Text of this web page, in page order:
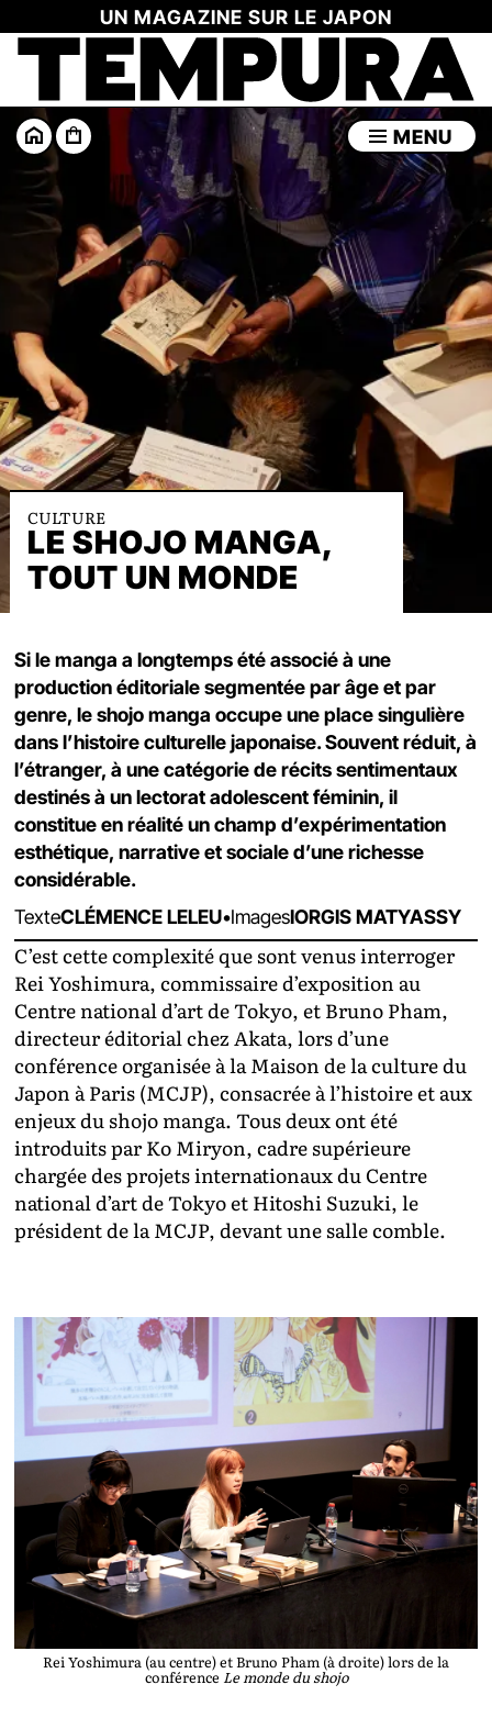
MENU
UN MAGAZINE SUR LE JAPON
CULTURE
LE SHOJO MANGA,
TOUT UN MONDE
Si le manga a longtemps été associé à une
production éditoriale segmentée par âge et par
genre, le shojo manga occupe une place singulière
dans l’histoire culturelle japonaise. Souvent réduit, à
l’étranger, à une catégorie de récits sentimentaux
destinés à un lectorat adolescent féminin, il
constitue en réalité un champ d’expérimentation
esthétique, narrative et sociale d’une richesse
considérable.
TexteCLÉMENCE LELEU•ImagesIORGIS MATYASSY
C’est cette complexité que sont venus interroger
Rei Yoshimura, commissaire d’exposition au
Centre national d’art de Tokyo, et Bruno Pham,
directeur éditorial chez Akata, lors d’une
conférence organisée à la Maison de la culture du
Japon à Paris (MCJP), consacrée à l’histoire et aux
enjeux du shojo manga. Tous deux ont été
introduits par Ko Miryon, cadre supérieure
chargée des projets internationaux du Centre
national d’art de Tokyo et Hitoshi Suzuki, le
président de la MCJP, devant une salle comble.
Rei Yoshimura (au centre) et Bruno Pham (à droite) lors de la
conférence Le monde du shojo